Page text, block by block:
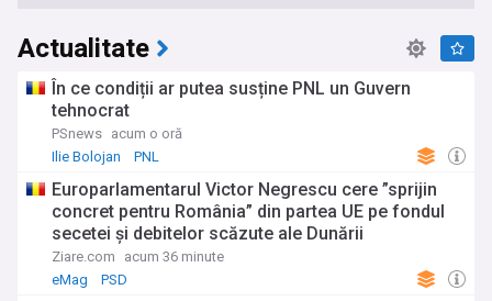
Actualitate
În ce condiții ar putea susține PNL un Guvern
tehnocrat
PSnews acum o oră
Ilie Bolojan
PNL
Europarlamentarul Victor Negrescu cere ”sprijin
concret pentru România” din partea UE pe fondul
secetei și debitelor scăzute ale Dunării
Ziare.com
acum 36 minute
eMag
PSD